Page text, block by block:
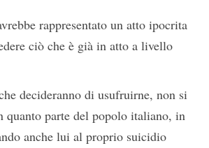
rappresentato un atto ipocrita
ciò che è già in atto a livello
decideranno di usufruirne, non si
quanto parte del popolo italiano, in
anche lui al proprio suicidio